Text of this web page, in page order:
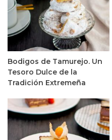
Bodigos de Tamurejo. Un
Tesoro Dulce de la
Tradición Extremeña